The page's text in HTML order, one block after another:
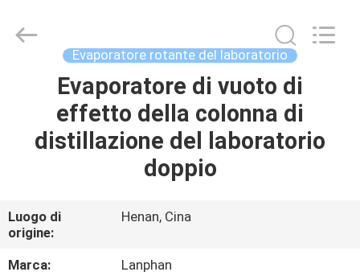
CASA
PRODOTTI
CIRCA
NOI
Lanphan
Industry
Evaporatore rotante del laboratorio
Evaporatore di vuoto di
effetto della colonna di
distillazione del laboratorio
doppio
Luogo di
origine:
Henan, Cina
Marca:
Lanphan